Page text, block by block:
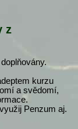
z
kurzu
a svědomí,
Penzum aj.